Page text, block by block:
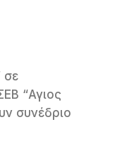
σε
“Αγιος
συνέδριο